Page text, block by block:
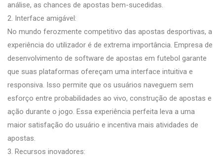
análise, as chances de apostas bem-sucedidas.
2. Interface amigável:
No mundo ferozmente competitivo das apostas desportivas, a
experiência do utilizador é de extrema importância. Empresa de
desenvolvimento de software de apostas em futebol garante
que suas plataformas ofereçam uma interface intuitiva e
responsiva. Isso permite que os usuários naveguem sem
esforço entre probabilidades ao vivo, construção de apostas e
ação durante o jogo. Essa experiência perfeita leva a uma
maior satisfação do usuário e incentiva mais atividades de
apostas.
3. Recursos inovadores: